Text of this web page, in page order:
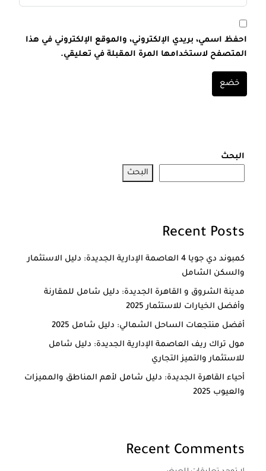
احفظ اسمي، بريدي الإلكتروني، والموقع الإلكتروني في هذا
المتصفح لاستخدامها المرة المقبلة في تعليقي.
خضع
البحث
البحث
Recent Posts
كمبوند دي جويا 4 العاصمة الإدارية الجديدة: دليل الاستثمار
والسكن الشامل
مدينة الشروق و القاهرة الجديدة: دليل شامل للمقارنة
وأفضل الخيارات للاستثمار 2025
أفضل منتجعات الساحل الشمالي: دليل شامل 2025
مول تراك ريف العاصمة الإدارية الجديدة: دليل شامل
للاستثمار والتميز التجاري
أحياء القاهرة الجديدة: دليل شامل لأهم المناطق والمميزات
والعيوب 2025
Recent Comments